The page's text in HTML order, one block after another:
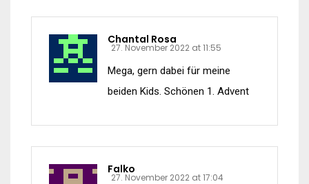
Chantal Rosa
27. November 2022 at 11:55
Mega, gern dabei für meine
beiden Kids. Schönen 1. Advent
Falko
27. November 2022 at 17:04